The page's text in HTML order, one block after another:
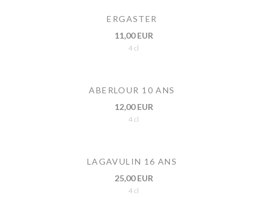
ERGASTER
11,00 EUR
4 cl
ABERLOUR 10 ANS
12,00 EUR
4 cl
LAGAVULIN 16 ANS
25,00 EUR
4 cl